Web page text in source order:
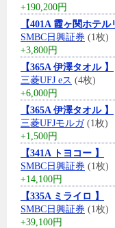
+190,200円
【401A 霞ヶ関ホテル
SMBC日興証券 (1枚)
+3,800円
【365A 伊澤タオル 】
三菱UFJ eス (4枚)
+6,000円
【365A 伊澤タオル 】
三菱UFJモルガ(1枚)
+1,500円
【341A トヨコー 】
SMBC日興証券 (1枚)
+14,100円
【335A ミライロ 】
SMBC日興証券 (1枚)
+39,100円